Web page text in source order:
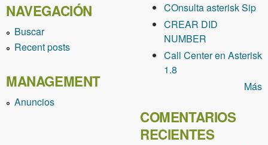
NAVEGACIÓN
Buscar
Recent posts
MANAGEMENT
Anuncios
COnsulta asterisk Sip
CREAR DID
NUMBER
Call Center en Asterisk
1.8
Más
COMENTARIOS
RECIENTES